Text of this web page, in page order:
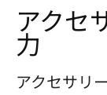
アクセ
力
アクセサリ